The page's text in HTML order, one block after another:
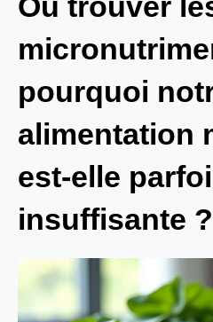
pourquoi
alimentation
est-elle
insuffisante ?